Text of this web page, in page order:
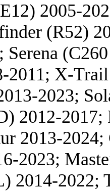
2005-
(R52)
Serena
2011; X-
2023;
2012-2017;
2013-
2023;
2014-2022;